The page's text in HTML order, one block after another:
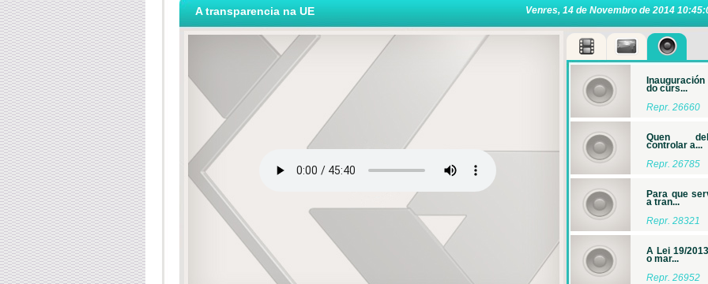
A transparencia na UE Venres, 14 de Novembro de 2014
Inauguración
do curs...
Repr. 26660
Quen
controlar a...
Repr. 26785
Para que
a tran...
Repr. 28321
A Lei 19/
o mar...
Repr. 26952